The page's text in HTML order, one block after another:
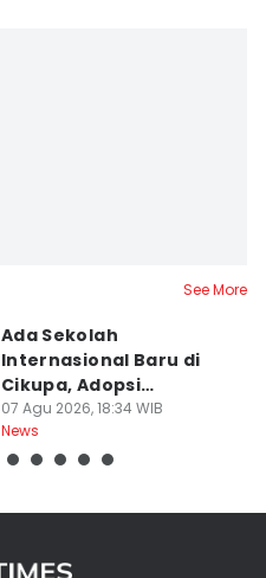
See More
Ada Sekolah
Internasional Baru di
Cikupa, Adopsi
Kurikulum Singapura
07 Agu 2026, 18:34 WIB
News